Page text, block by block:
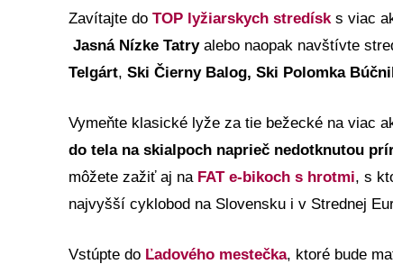
Zavítajte do TOP lyžiarskych stredísk s viac
Jasná Nízke Tatry alebo naopak navštívte
Telgárt, Ski Čierny Balog, Ski Polomka
Vymeňte klasické lyže za tie bežecké na viac
do tela na skialpoch naprieč nedotknutou
môžete zažiť aj na FAT e-bikoch s hrotmi, s
najvyšší cyklobod na Slovensku i v Strednej
Vstúpte do Ľadového mestečka, ktoré bude